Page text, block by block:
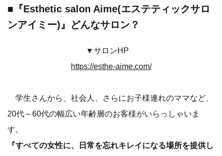
■『Esthetic salon Aime(エステティックサロ
ンアイミー)』どんなサロン？
▼サロンHP
https://esthe-aime.com/
学生さんから、社会人、さらにお子様連れのママなど、
20代～60代の幅広い年齢層のお客様がいらっしゃいま
す。
『すべての女性に、日常を忘れキレイになる場所を提供し